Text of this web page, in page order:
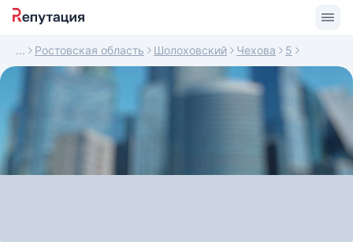
Ростовская область Шолоховский Чехова 5